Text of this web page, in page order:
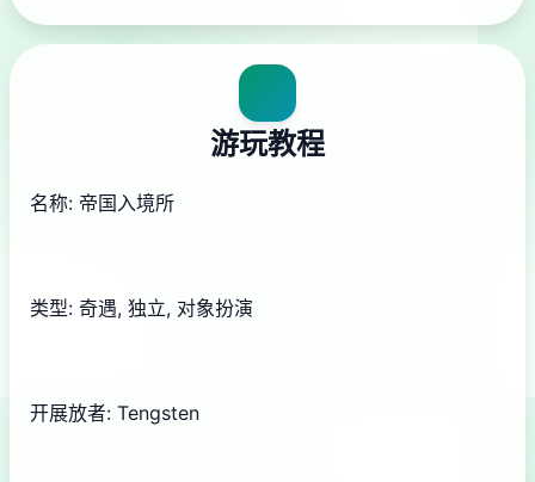
游玩教程
名称: 帝国入境所
类型: 奇遇, 独立, 对象扮演
开展放者: Tengsten